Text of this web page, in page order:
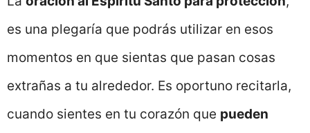
es una plegaría que podrás utilizar en esos
momentos en que sientas que pasan cosas
extrañas a tu alrededor. Es oportuno recitarla,
cuando sientes en tu corazón que pueden